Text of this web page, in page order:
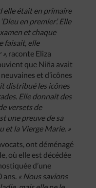
elle était en primaire
en premier’. Elle
et chaque
faisait, elle
raconte Eliza
que Niña avait
et d’icônes
distribué les icônes
Elle donnait des
versets de
une preuve de sa
et la Vierge Marie. »
ont déménagé
où elle est décédée
d’une
« Nous savions